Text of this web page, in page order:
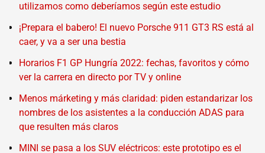
utilizamos como deberíamos según este estudio
¡Prepara el babero! El nuevo Porsche 911 GT3 RS está al
caer, y va a ser una bestia
Horarios F1 GP Hungría 2022: fechas, favoritos y cómo
ver la carrera en directo por TV y online
Menos márketing y más claridad: piden estandarizar los
nombres de los asistentes a la conducción ADAS para
que resulten más claros
MINI se pasa a los SUV eléctricos: este prototipo es el